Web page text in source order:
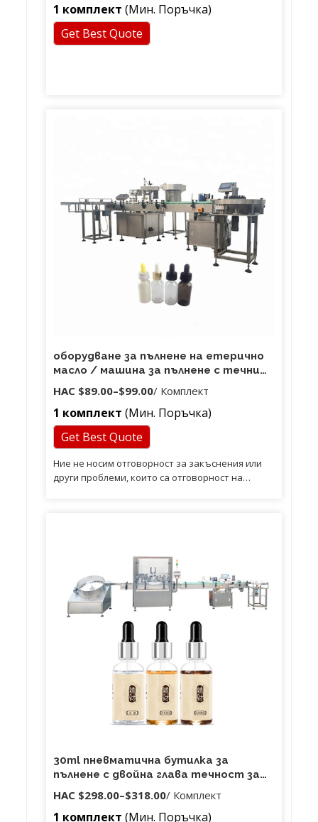
1 комплект (Мин. Поръчка)
Get Best Quote
оборудване за пълнене на етерично
масло / машина за пълнене с течни
цигари / машина за пълнене на сок e-
cig
НАС $89.00–$99.00/ Комплект
1 комплект (Мин. Поръчка)
Get Best Quote
Ние не носим отговорност за закъснения или
други проблеми, които са отговорност на
уебсайт, можете да ми кажете!
30ml пневматична бутилка за
пълнене с двойна глава течност за
пълнене с етерично масло пълнител
за бутилка
НАС $298.00–$318.00/ Комплект
1 комплект (Мин. Поръчка)